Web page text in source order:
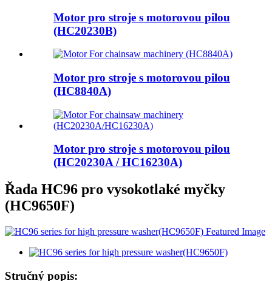
Motor pro stroje s motorovou pilou
(HC20230B)
Motor pro stroje s motorovou pilou
(HC8840A)
Motor pro stroje s motorovou pilou
(HC20230A / HC16230A)
Řada HC96 pro vysokotlaké myčky
(HC9650F)
Stručný popis: